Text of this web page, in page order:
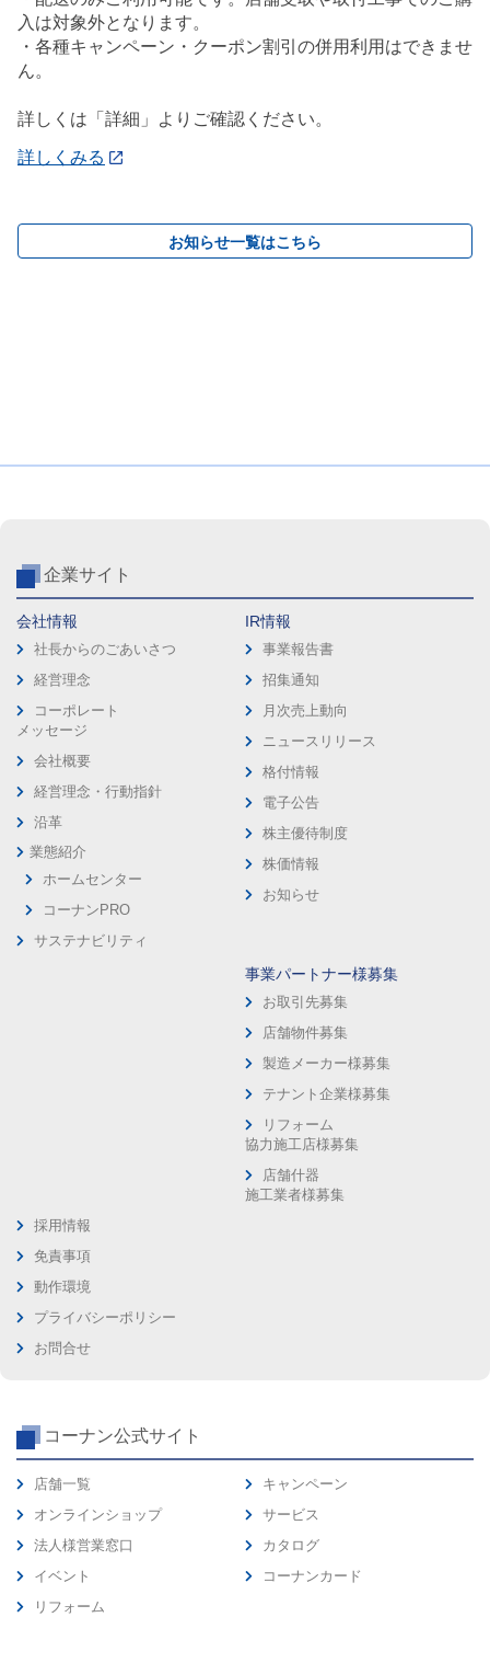
入は対象外となります。
・各種キャンペーン・クーポン割引の併用利用はできませ
ん。
詳しくは「詳細」よりご確認ください。
詳しくみる
お知らせ一覧はこちら
企業サイト
会社情報
社長からのごあいさつ
経営理念
コーポレート
メッセージ
会社概要
経営理念・行動指針
沿革
業態紹介
ホームセンター
コーナンPRO
サステナビリティ
IR情報
事業報告書
招集通知
月次売上動向
ニュースリリース
格付情報
電子公告
株主優待制度
株価情報
お知らせ
事業パートナー様募集
お取引先募集
店舗物件募集
製造メーカー様募集
テナント企業様募集
リフォーム
協力施工店様募集
店舗什器
施工業者様募集
採用情報
免責事項
動作環境
プライバシーポリシー
お問合せ
コーナン公式サイト
店舗一覧
オンラインショップ
法人様営業窓口
イベント
リフォーム
キャンペーン
サービス
カタログ
コーナンカード